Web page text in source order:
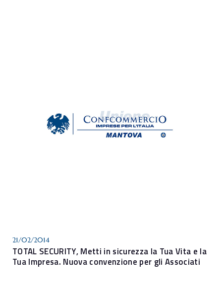
21/02/2014
TOTAL SECURITY, Metti in sicurezza la Tua Vita e la
Tua Impresa. Nuova convenzione per gli Associati